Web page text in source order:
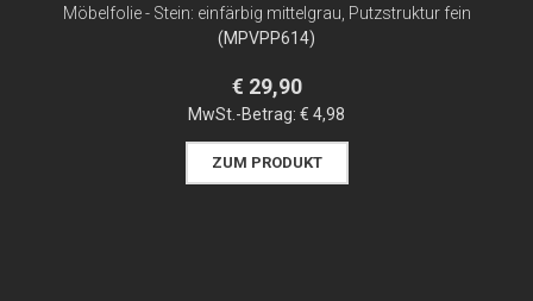
Möbelfolie - Stein: einfärbig mittelgrau, Putzstruktur fein
(MPVPP614)
€ 29,90
MwSt.-Betrag: € 4,98
ZUM PRODUKT